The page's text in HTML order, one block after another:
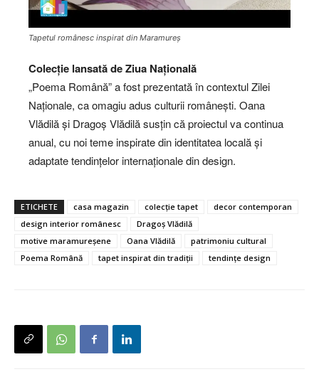
Tapetul românesc inspirat din Maramureș
Colecție lansată de Ziua Națională
„Poema Română” a fost prezentată în contextul Zilei
Naționale, ca omagiu adus culturii românești. Oana
Vlădilă și Dragoș Vlădilă susțin că proiectul va continua
anual, cu noi teme inspirate din identitatea locală și
adaptate tendințelor internaționale din design.
ETICHETE casa magazin colecție tapet
decor contemporan
design interior românesc
Dragoș Vlădilă
motive maramureșene
Oana Vlădilă
patrimoniu cultural
Poema Română
tapet inspirat din tradiții tendințe design